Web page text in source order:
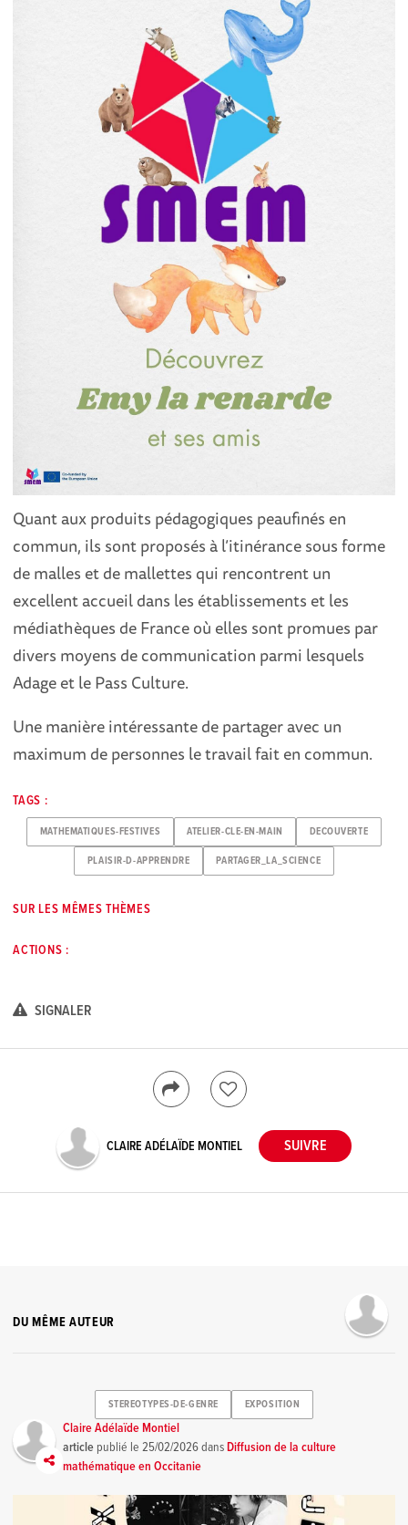
Quant aux produits pédagogiques peaufinés en
commun, ils sont proposés à l’itinérance sous forme
de malles et de mallettes qui rencontrent un
excellent accueil dans les établissements et les
médiathèques de France où elles sont promues par
divers moyens de communication parmi lesquels
Adage et le Pass Culture.
Une manière intéressante de partager avec un
maximum de personnes le travail fait en commun.
TAGS :
MATHEMATIQUES-FESTIVES ATELIER-CLE-EN-MAIN DECOUVERTE
PLAISIR-D-APPRENDRE PARTAGER_LA_SCIENCE
SUR LES MÊMES THÈMES
ACTIONS :
SIGNALER
CLAIRE ADÉLAÏDE MONTIEL
DU MÊME AUTEUR
STEREOTYPES-DE-GENRE EXPOSITION
Claire Adélaïde Montiel
article publié le25/02/2026dansDiffusion de la culture
mathématique en Occitanie